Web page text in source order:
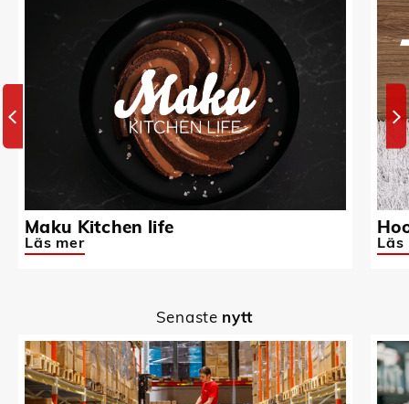
Maku Kitchen life
Läs mer Läs
Senaste nytt